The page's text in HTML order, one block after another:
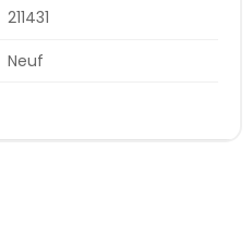
211431
Neuf